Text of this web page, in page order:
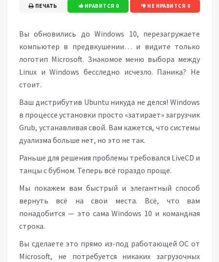
НРАВИТСЯ 0 НЕ НРАВИТСЯ 0
ПЕЧАТЬ
Вы обновились до Windows 10, перезагружаете
компьютер в предвкушении… и видите только
логотип Microsoft. Знакомое меню выбора между
Linux и Windows бесследно исчезло. Паника? Не
стоит.
Ваш дистрибутив Ubuntu никуда не делся! Windows
в процессе установки просто «затирает» загрузчик
Grub, устанавливая свой. Вам кажется, что системы
дуализма больше нет, но это не так.
Раньше для решения проблемы требовался LiveCD и
танцы с бубном. Теперь всё гораздо проще.
Мы покажем вам быстрый и элегантный способ
вернуть всё на свои места. Всё, что вам
понадобится — это сама Windows 10 и командная
строка.
Вы сделаете это прямо из-под работающей ОС от
Microsoft, не потребуется никаких загрузочных